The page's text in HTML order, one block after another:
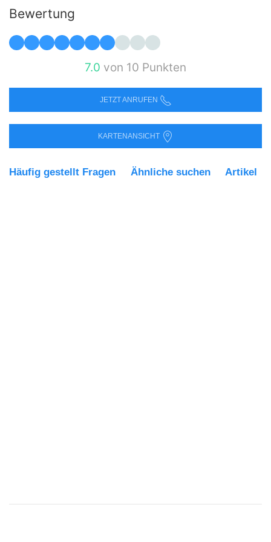
Bewertung
7.0 von 10 Punkten
JETZT ANRUFEN
KARTENANSICHT
Häufig gestellt Fragen Ähnliche suchen Artikel